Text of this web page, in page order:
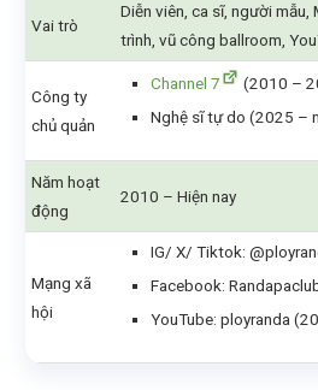
Vai trò
Diễn viên, ca sĩ, người
trình, vũ công ballroom,
Công ty
chủ quản
Channel 7
(2010 –
Nghệ sĩ tự do (2025 –
Năm hoạt
động
2010 – Hiện nay
Mạng xã
hội
IG/ X/ Tiktok:
Facebook:
YouTube: ployranda